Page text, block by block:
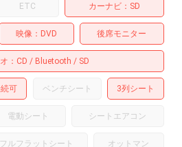
ETC カーナビ SD
映像 DVD 後席モニター
CD Bluetooth SD
可 ベンチシート 3列シート
電動シート シートエアコン
フルフラットシート オットマン